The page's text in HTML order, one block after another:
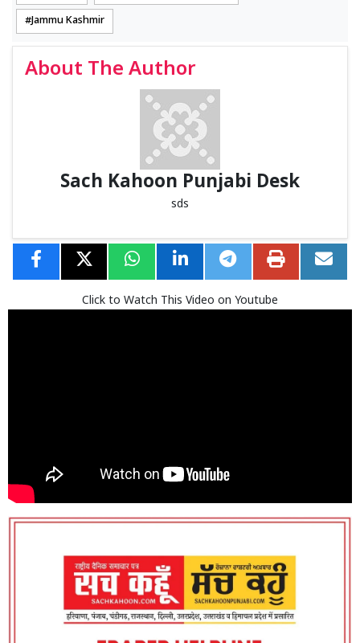
Jammu Kashmir
About The Author
Sach Kahoon Punjabi Desk
sds
Click to Watch This Video on Youtube